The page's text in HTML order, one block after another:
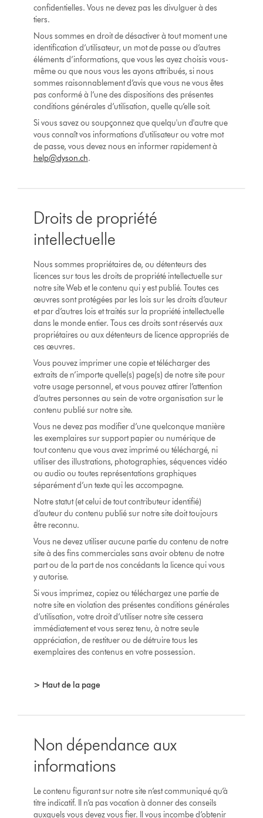
confidentielles. Vous ne devez pas les divulguer à des
tiers.
Nous sommes en droit de désactiver à tout moment une
identification d’utilisateur, un mot de passe ou d’autres
éléments d’informations, que vous les ayez choisis vous-
même ou que nous vous les ayons attribués, si nous
sommes raisonnablement d’avis que vous ne vous êtes
pas conformé à l’une des dispositions des présentes
conditions générales d’utilisation, quelle qu’elle soit.
Si vous savez ou soupçonnez que quelqu'un d'autre que
vous connaît vos informations d'utilisateur ou votre mot
de passe, vous devez nous en informer rapidement à
help@dyson.ch.
Droits de propriété
intellectuelle
Nous sommes propriétaires de, ou détenteurs des
licences sur tous les droits de propriété intellectuelle sur
notre site Web et le contenu qui y est publié. Toutes ces
œuvres sont protégées par les lois sur les droits d’auteur
et par d’autres lois et traités sur la propriété intellectuelle
dans le monde entier. Tous ces droits sont réservés aux
propriétaires ou aux détenteurs de licence appropriés de
ces œuvres.
Vous pouvez imprimer une copie et télécharger des
extraits de n’importe quelle(s) page(s) de notre site pour
votre usage personnel, et vous pouvez attirer l’attention
d’autres personnes au sein de votre organisation sur le
contenu publié sur notre site.
Vous ne devez pas modifier d’une quelconque manière
les exemplaires sur support papier ou numérique de
tout contenu que vous avez imprimé ou téléchargé, ni
utiliser des illustrations, photographies, séquences vidéo
ou audio ou toutes représentations graphiques
séparément d’un texte qui les accompagne.
Notre statut (et celui de tout contributeur identifié)
d’auteur du contenu publié sur notre site doit toujours
être reconnu.
Vous ne devez utiliser aucune partie du contenu de notre
site à des fins commerciales sans avoir obtenu de notre
part ou de la part de nos concédants la licence qui vous
y autorise.
Si vous imprimez, copiez ou téléchargez une partie de
notre site en violation des présentes conditions générales
d’utilisation, votre droit d’utiliser notre site cessera
immédiatement et vous serez tenu, à notre seule
appréciation, de restituer ou de détruire tous les
exemplaires des contenus en votre possession.
> Haut de la page
Non dépendance aux
informations
Le contenu figurant sur notre site n’est communiqué qu’à
titre indicatif. Il n’a pas vocation à donner des conseils
auxquels vous devez vous fier. Il vous incombe d’obtenir